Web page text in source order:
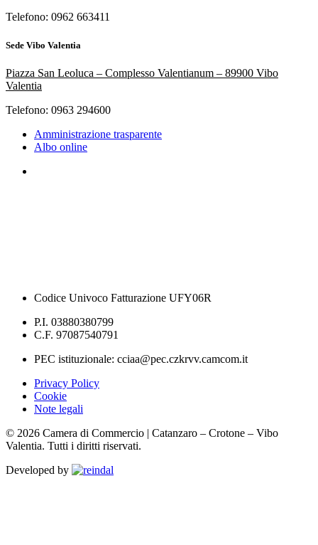
Telefono: 0962 663411
Sede Vibo Valentia
Piazza San Leoluca – Complesso Valentianum – 89900 Vibo
Valentia
Telefono: 0963 294600
Amministrazione trasparente
Albo online
Codice Univoco Fatturazione UFY06R
P.I. 03880380799
C.F. 97087540791
PEC istituzionale: cciaa@pec.czkrvv.camcom.it
Privacy Policy
Cookie
Note legali
© 2026 Camera di Commercio | Catanzaro – Crotone – Vibo
Valentia. Tutti i diritti riservati.
Developed by